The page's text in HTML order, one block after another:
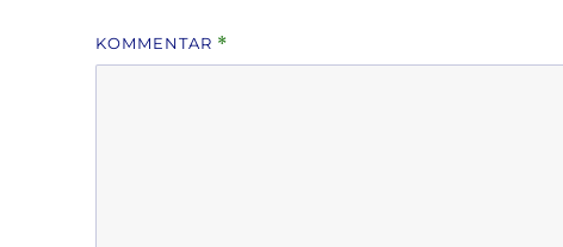
KOMMENTAR *